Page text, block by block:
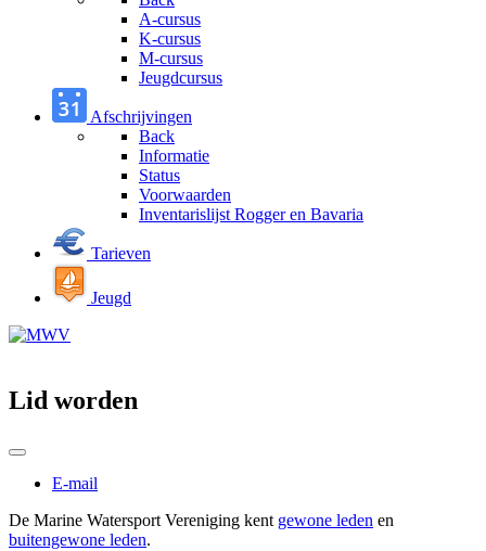
A-cursus
K-cursus
M-cursus
Jeugdcursus
Afschrijvingen
Back
Informatie
Status
Voorwaarden
Inventarislijst Rogger en Bavaria
Tarieven
Jeugd
Lid worden
E-mail
De Marine Watersport Vereniging kent gewone leden en
buitengewone leden.